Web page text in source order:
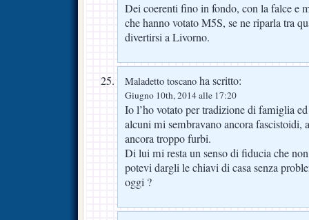
Dei coerenti fino in fondo, con la falce e
che hanno votato M5S, se ne riparla tra
divertirsi a Livorno.
Maladetto toscano ha scritto:
Giugno 10th, 2014 alle 17:20
Io l’ho votato per tradizione di famiglia
alcuni mi sembravano ancora
ancora troppo furbi.
Di lui mi resta un senso di fiducia che
potevi dargli le chiavi di casa senza
oggi ?